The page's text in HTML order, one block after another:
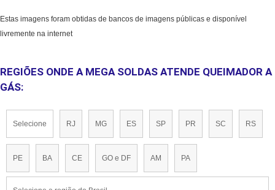
Estas imagens foram obtidas de bancos de imagens públicas e disponível
livremente na internet
REGIÕES ONDE A MEGA SOLDAS ATENDE QUEIMADOR A
GÁS:
Selecione RJ MG ES SP PR SC RS
PE BA CE GO e DF AM PA